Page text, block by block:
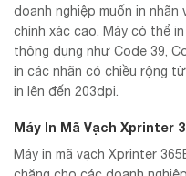
doanh nghiệp muốn in
chính xác cao. Máy có thể
thông dụng như Code 39,
in các nhãn có chiều rộng
in lên đến 203dpi.
Máy In Mã Vạch Xprinter
Máy in mã vạch Xprinter